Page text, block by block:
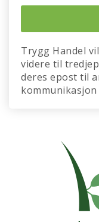
Trygg Handel
videre til
deres epost til
kommunikasjon